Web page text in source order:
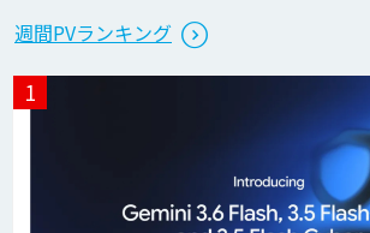
StellaController 2.0
週間PVランキング